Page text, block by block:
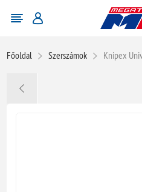
Főoldal Szerszámok Knipex